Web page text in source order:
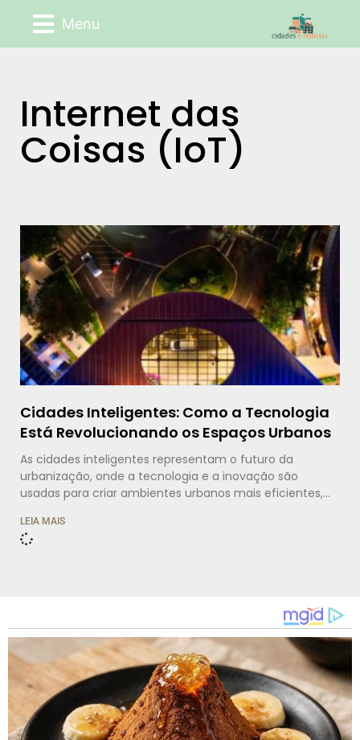
Menu
Internet das
Coisas (IoT)
Cidades Inteligentes: Como a Tecnologia
Está Revolucionando os Espaços Urbanos
As cidades inteligentes representam o futuro da
urbanização, onde a tecnologia e a inovação são
usadas para criar ambientes urbanos mais eficientes,
urbanizado, com mais de 50% da população global
vivendo em áreas urbanas, a tecnologia surge como
soluções tecnológicas para otimizar a infraestrutura
urbana, melhorar a gestão dos recursos e promover a
sustentabilidade pode transformar as cidades em
espaços mais inteligentes e resilientes. Mas o conceito
de cidades inteligentes
LEIA MAIS